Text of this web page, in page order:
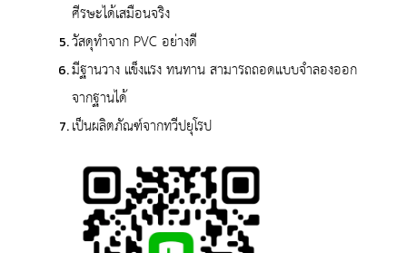
ศีรษะได้เสมือนจริง
วัสดุทำจาก PVC อย่างดี
มีฐานวาง แข็งแรง ทนทาน สามารถถอดแบบจำลองออก
จากฐานได้
เป็นผลิตภัณฑ์จากทวีปยุโรป